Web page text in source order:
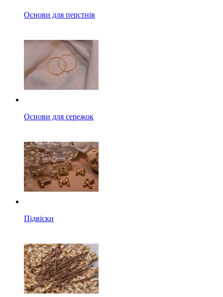
Основи для перстнів
Основи для сережок
Підвіски